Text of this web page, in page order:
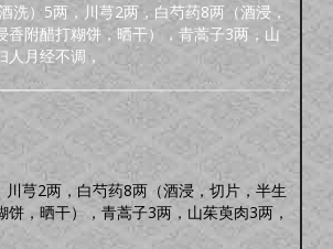
）5两，川芎2两，白芍药8两（酒浸，
附醋打糊饼，晒干），青蒿子3两，山
月经不调，
芎2两，白芍药8两（酒浸，切片，半生
，晒干），青蒿子3两，山茱萸肉3两，